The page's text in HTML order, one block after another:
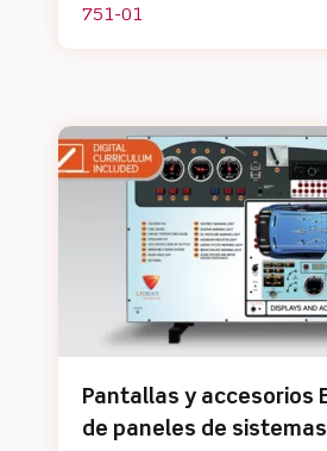
751-01
Pantallas y accesorios
de paneles de sistemas